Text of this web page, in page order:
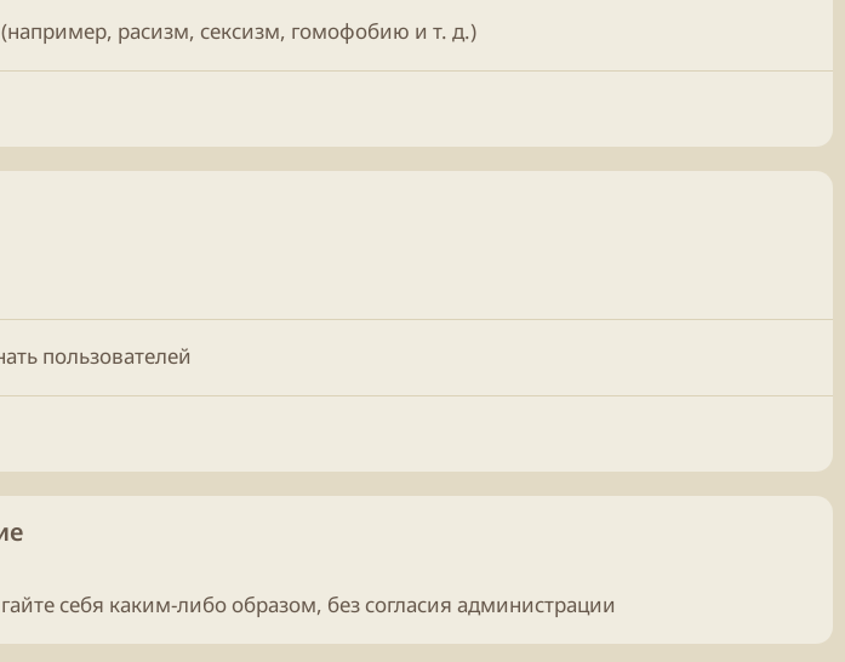
расизм, сексизм, гомофобию и т. д.)
пользователей
себя каким-либо образом, без согласия администрации